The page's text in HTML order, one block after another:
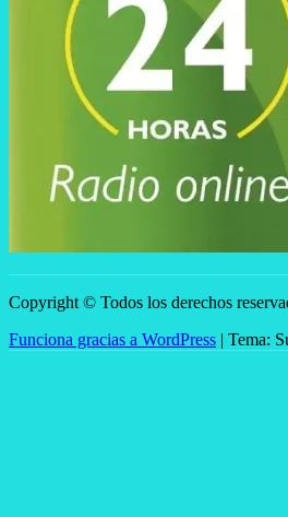
Copyright © Todos los derechos
Funciona gracias a WordPress
Tema: